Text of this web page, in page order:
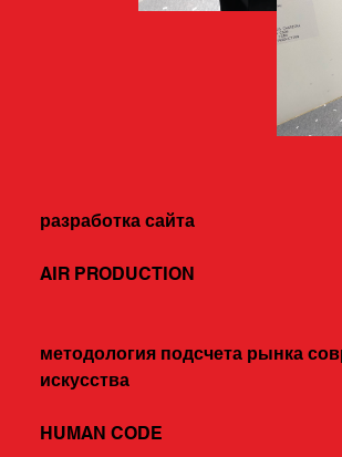
разработка сайта
AIR PRODUCTION
методология подсчета рынка
искусства
HUMAN CODE